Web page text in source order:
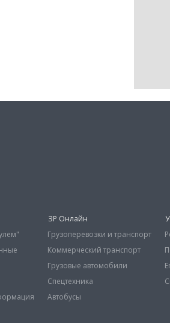
ЗР Онлайн
Грузоперевозки и транспорт
Коммерческий транспорт
Грузовые автомобили
Спецтехника
Автобусы